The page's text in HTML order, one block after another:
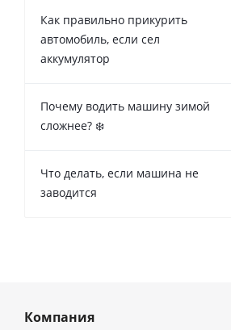
Как правильно прикурить
автомобиль, если сел
аккумулятор
Почему водить машину зимой
сложнее? ❄️
Что делать, если машина не
заводится
Компания